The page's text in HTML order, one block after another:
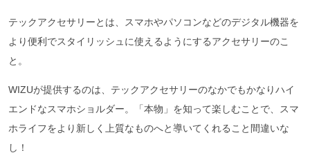
テックアクセサリーとは、スマホやパソコンなどのデジタル機器を
より便利でスタイリッシュに使えるようにするアクセサリーのこ
と。
WIZUが提供するのは、テックアクセサリーのなかでもかなりハイ
エンドなスマホショルダー。「本物」を知って楽しむことで、スマ
ホライフをより新しく上質なものへと導いてくれること間違いな
し！